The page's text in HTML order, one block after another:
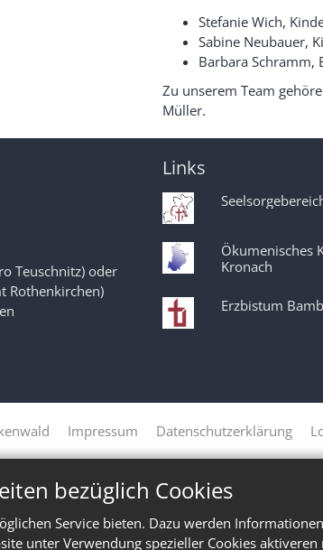
bezüglich Cookies
Service bieten. Dazu werden
unter Verwendung spezieller Cookies aktiveren
Stefanie Wich,
Sabine Neubauer,
Barbara Schramm,
Zu unserem Team
Müller.
Teuschnitz) oder
Rothenkirchen)
Links
Ökumenisches
Kronach
Erzbistum
Impressum Datenschutzerklärung